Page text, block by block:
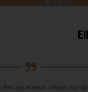
από εμάς
πίνακα. Πέραν της